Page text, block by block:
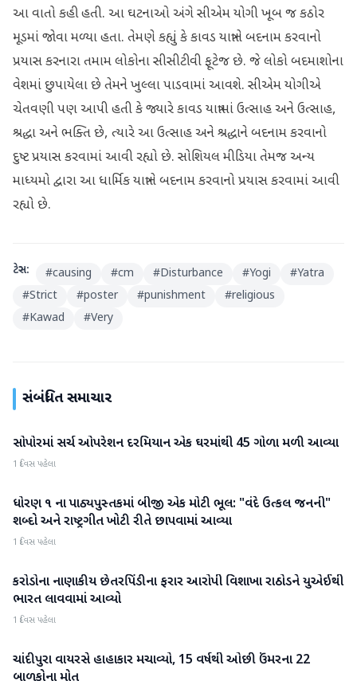
આ વાતો કહી હતી. આ ઘટનાઓ અંગે સીએમ યોગી ખૂબ જ કઠોર
મૂડમાં જોવા મળ્યા હતા. તેમણે કહ્યું કે કાવડ યાત્રાને બદનામ કરવાનો
પ્રયાસ કરનારા તમામ લોકોના સીસીટીવી ફૂટેજ છે. જે લોકો બદમાશોના
વેશમાં છુપાયેલા છે તેમને ખુલ્લા પાડવામાં આવશે. સીએમ યોગીએ
ચેતવણી પણ આપી હતી કે જ્યારે કાવડ યાત્રામાં ઉત્સાહ અને ઉત્સાહ,
શ્રદ્ધા અને ભક્તિ છે, ત્યારે આ ઉત્સાહ અને શ્રદ્ધાને બદનામ કરવાનો
દુષ્ટ પ્રયાસ કરવામાં આવી રહ્યો છે. સોશિયલ મીડિયા તેમજ અન્ય
માધ્યમો દ્વારા આ ધાર્મિક યાત્રાને બદનામ કરવાનો પ્રયાસ કરવામાં આવી
રહ્યો છે.
ટેગ્સ: #causing #cm #Disturbance #Yogi #Yatra
#Strict #poster #punishment #religious
#Kawad #Very
સંબંધિત સમાચાર
રાષ્ટ્રીય
સોપોરમાં સર્ચ ઓપરેશન દરમિયાન એક ઘરમાંથી 45 ગોળા મળી આવ્યા
1 દિવસ પહેલા
રાષ્ટ્રીય
ધોરણ ૧ ના પાઠ્યપુસ્તકમાં બીજી એક મોટી ભૂલ: "વંદે ઉત્કલ જનની"
શબ્દો અને રાષ્ટ્રગીત ખોટી રીતે છાપવામાં આવ્યા
1 દિવસ પહેલા
રાષ્ટ્રીય
કરોડોના નાણાકીય છેતરપિંડીના ફરાર આરોપી વિશાખા રાઠોડને યુએઈથી
ભારત લાવવામાં આવ્યો
1 દિવસ પહેલા
રાષ્ટ્રીય
ચાંદીપુરા વાયરસે હાહાકાર મચાવ્યો, 15 વર્ષથી ઓછી ઉંમરના 22